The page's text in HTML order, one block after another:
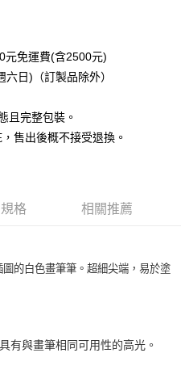
)免運費
元免運費(含2500元)
日)（訂製品除外）
且完整包裝。
售出後概不接受退換。
格 相關推薦
圖的白色畫筆筆。超細尖端，易於塗
有與畫筆相同可用性的高光。